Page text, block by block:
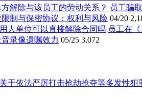
员工骗
制与保密协议：权利与风险 04/20
员工在
录像遗嘱效力 05/25 3,072
于依法严厉打击抢劫抢夺等多发性犯